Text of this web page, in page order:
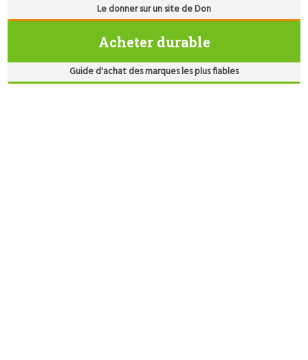
Le donner sur un site de Don
Acheter durable
Guide d'achat des marques les plus fiables